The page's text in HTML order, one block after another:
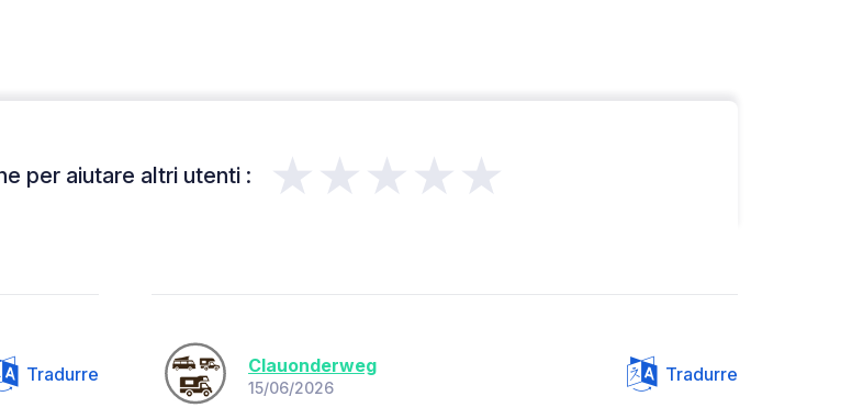
per aiutare altri utenti : ★★★★★
Tradurre Clauonderweg
15/06/2026
Tradurre